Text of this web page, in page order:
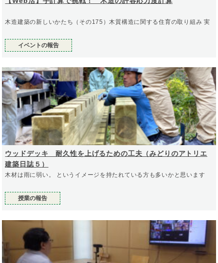
木造建築の新しいかたち（その175）木質構造に関する住育の取り組み 実
イベントの報告
ウッドデッキ 耐久性を上げるための工夫（みどりのアトリエ
建築日誌５）
木材は雨に弱い。 というイメージを持たれている方も多いかと思います
授業の報告